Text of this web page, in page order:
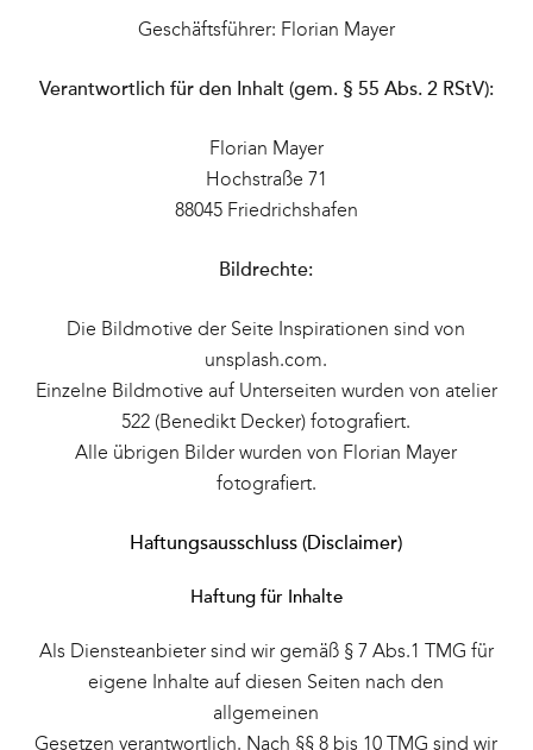
Geschäftsführer: Florian Mayer
Verantwortlich für den Inhalt (gem. § 55 Abs. 2 RStV):
Florian Mayer
Hochstraße 71
88045 Friedrichshafen
Bildrechte:
Die Bildmotive der Seite Inspirationen sind von
unsplash.com.
Einzelne Bildmotive auf Unterseiten wurden von atelier
522 (Benedikt Decker) fotografiert.
Alle übrigen Bilder wurden von Florian Mayer
fotografiert.
Haftungsausschluss (Disclaimer)
Haftung für Inhalte
Als Diensteanbieter sind wir gemäß § 7 Abs.1 TMG für
eigene Inhalte auf diesen Seiten nach den
allgemeinen
Gesetzen verantwortlich. Nach §§ 8 bis 10 TMG sind wir